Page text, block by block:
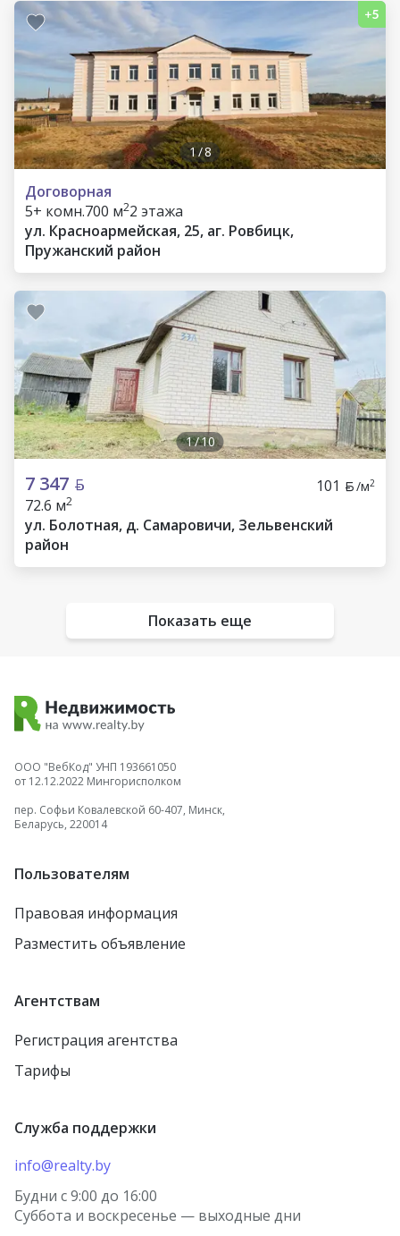
1/8
Договорная
5+ комн.700 м22 этажа
ул. Красноармейская, 25, аг. Ровбицк,
Пружанский район
1/10
7 347 101 /м2
72.6 м2
ул. Болотная, д. Самаровичи, Зельвенский
район
Показать еще
ООО "ВебКод" УНП 193661050
от 12.12.2022 Мингорисполком
пер. Софьи Ковалевской 60-407, Минск,
Беларусь, 220014
Пользователям
Правовая информация
Разместить объявление
Агентствам
Регистрация агентства
Тарифы
Служба поддержки
info@realty.by
Будни с 9:00 до 16:00
Суббота и воскресенье — выходные дни